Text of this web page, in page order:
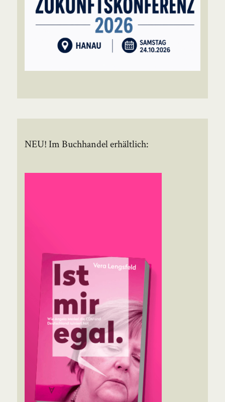
NEU! Im Buchhandel erhältlich: